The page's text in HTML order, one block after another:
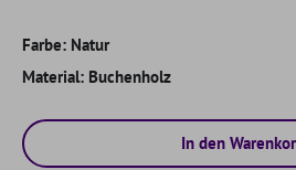
Farbe: Natur
Material: Buchenholz
In den